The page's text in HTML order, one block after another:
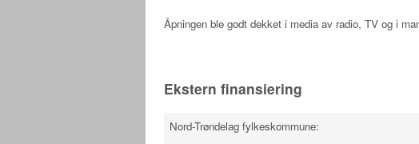
Åpningen ble godt dekket i media av radio, TV og i
Ekstern finansiering
Nord-Trøndelag fylkeskommune: